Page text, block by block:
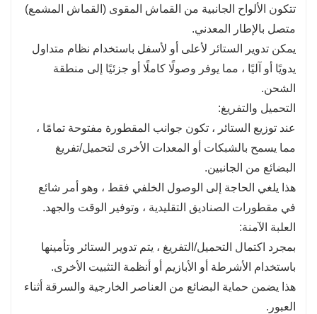
تتكون الألواح الجانبية من القماش المقوى (القماش المشمع)
متصل بالإطار المعدني.
يمكن تدوير الستائر لأعلى أو لأسفل باستخدام نظام متداول
يدويًا أو آليًا ، مما يوفر وصولًا كاملًا أو جزئيًا إلى منطقة
الشحن.
التحميل والتفريغ:
عند توزيع الستائر ، تكون جوانب المقطورة مفتوحة تمامًا ،
مما يسمح بالشبكات أو المعدات الأخرى لتحميل/تفريغ
البضائع من الجانبين.
هذا يلغي الحاجة إلى الوصول الخلفي فقط ، وهو أمر شائع
في مقطورات الصناديق التقليدية ، وتوفير الوقت والجهد.
العلبة الآمنة:
بمجرد اكتمال التحميل/التفريغ ، يتم تدوير الستائر وتأمينها
باستخدام الأشرطة أو الأبازيم أو أنظمة التثبيت الأخرى.
هذا يضمن حماية البضائع من العناصر الخارجية والسرقة أثناء
العبور.